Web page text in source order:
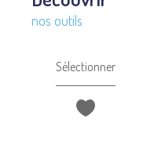
nos outils
Sélectionner